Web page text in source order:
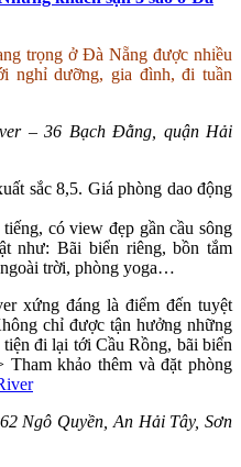
trọng ở Đà Nẵng được nhiều
nghỉ dưỡng, gia đình, đi tuần
– 36 Bạch Đằng, quận Hải
sắc 8,5. Giá phòng dao động
có view đẹp gần cầu sông
như: Bãi biển riêng, bồn tắm
trời, phòng yoga…
xứng đáng là điểm đến tuyệt
chỉ được tận hưởng những
đi lại tới Cầu Rồng, bãi biển
khảo thêm và đặt phòng
Ngô Quyền, An Hải Tây, Sơn